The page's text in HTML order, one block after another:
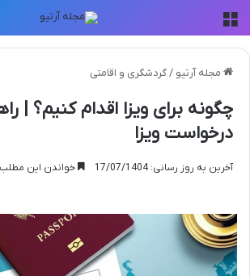
مجله آرتیو /گردشگری و اقامتی
چگونه برای ویزا اقدام کنیم؟ |
درخواست ویزا
آخرین به روز رسانی: 17/07/1404 خواندن این مطلب 18 دقیقه زمان میبرد